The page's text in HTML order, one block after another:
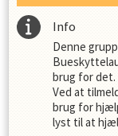
Info
Denne
brug for det.
Ved at
brug for
lyst til at